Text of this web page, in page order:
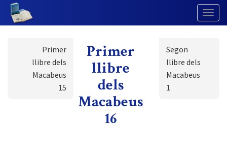
Primer
llibre dels
Macabeus
15
Primer
llibre
dels
Macabeus
16
Segon
llibre dels
Macabeus
1